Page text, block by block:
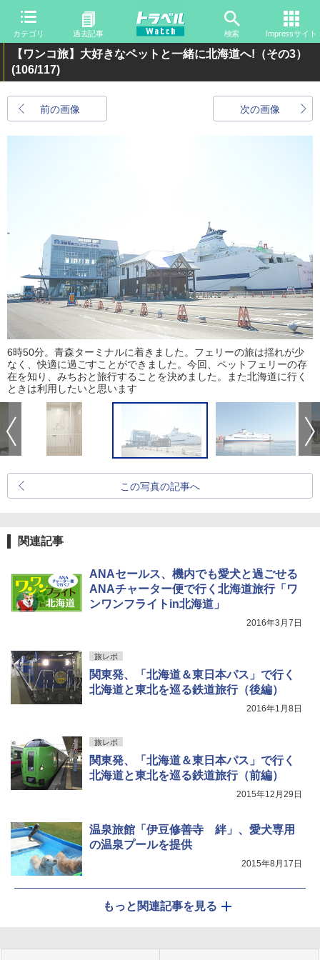
カテゴリ 過去記事 検索 Impressサイト
【ワンコ旅】大好きなペットと一緒に北海道へ!（その3）
(106/117)
前の画像 次の画像
6時50分。青森ターミナルに着きました。フェリーの旅は揺れが少
なく、快適に過ごすことができました。今回、ペットフェリーの存
在を知り、みちおと旅行することを決めました。また北海道に行く
ときは利用したいと思います
この写真の記事へ
関連記事
ANAセールス、機内でも愛犬と過ごせる
ANAチャーター便で行く北海道旅行「ワ
ンワンフライトin北海道」
2016年3月7日
旅レポ
関東発、「北海道＆東日本パス」で行く
北海道と東北を巡る鉄道旅行（後編）
2016年1月8日
旅レポ
関東発、「北海道＆東日本パス」で行く
北海道と東北を巡る鉄道旅行（前編）
2015年12月29日
温泉旅館「伊豆修善寺 絆」、愛犬専用
の温泉プールを提供
2015年8月17日
もっと関連記事を見る